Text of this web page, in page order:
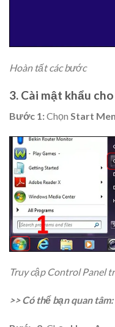
Hoàn tất các bước
3. Cài mật khẩu
Bước 1:Chọn Start
Truy cập Control Panel
>> Có thể bạn quan